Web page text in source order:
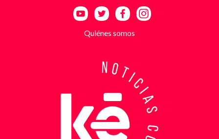
entre uno y cinco millones de pesos, dependiendo de
la supuesta “capacidad de pago” de cada víctima. A
antiextorsión que se extendió por varios sectores
investigadores revisaron más de 200 cámaras de
seguridad públicas y privadas, además de analizar
cerca de 300 horas de grabaciones, con el objetivo
de reconstruir los movimientos de los sospechosos
y establecer patrones de comportamiento. Ese
seguimiento permitió identificar no solo el punto y
la modalidad de entrega del dinero, sino también la
posible existencia de otras víctimas que habrían
Quiénes somos